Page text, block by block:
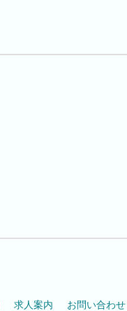
求人案内 お問い合わせ